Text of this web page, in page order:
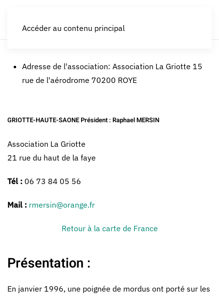
Accéder au contenu principal
Adresse de l'association: Association La Griotte 15
rue de l'aérodrome 70200 ROYE
GRIOTTE-HAUTE-SAONE Président : Raphael MERSIN
Association La Griotte
21 rue du haut de la faye
Tél : 06 73 84 05 56
Mail : rmersin@orange.fr
Retour à la carte de France
Présentation :
En janvier 1996, une poignée de mordus ont porté sur les